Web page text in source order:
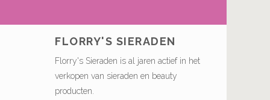
FLORRY'S SIERADEN
Florry's Sieraden is al jaren actief in het
verkopen van sieraden en beauty
producten.